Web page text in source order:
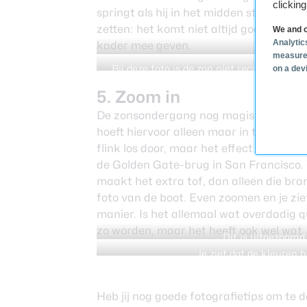
We and
on a
springt als hij in het midden staat. Je
zetten: het komt niet altijd goed uit de
kader mee geven.
Een
Bij deze foto is de zon niet recht, maar
5. Zoom in
De zonsondergang nog magischer
hoeft hiervoor alleen maar in te
flink los door, maar het effect kan heel
de Golden Gate-brug in San
maakt het extra tof, dan alleen die
foto van de boot. Even zoomen en je
manier. Is het allemaal wat overdadig
zo worden, maar het heeft ook wel wat.
Dit is
Je ziet dat de kleuren
Heb jij nog goede fotografietips om te